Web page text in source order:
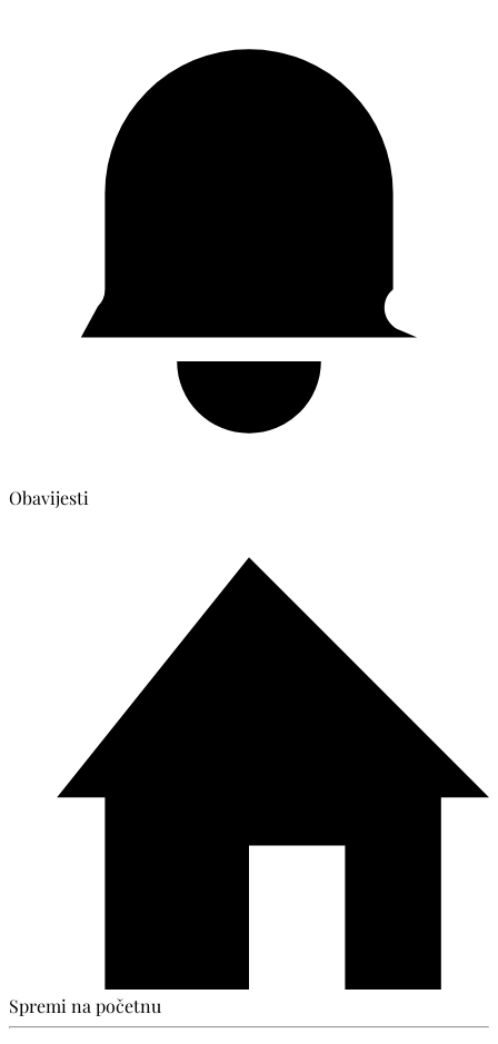
Obavijesti
Spremi na početnu